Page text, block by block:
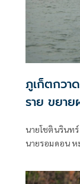
ภูเก็ตกวา
ราย ข
นายโชตินรินท
นายรอมดอน ห
สาขาภูเก็ต นา